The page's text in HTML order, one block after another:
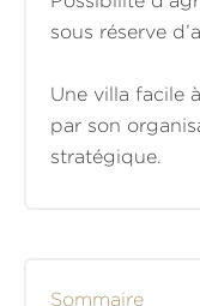
sous réserve
Une villa facile
par son
stratégique.
Sommaire